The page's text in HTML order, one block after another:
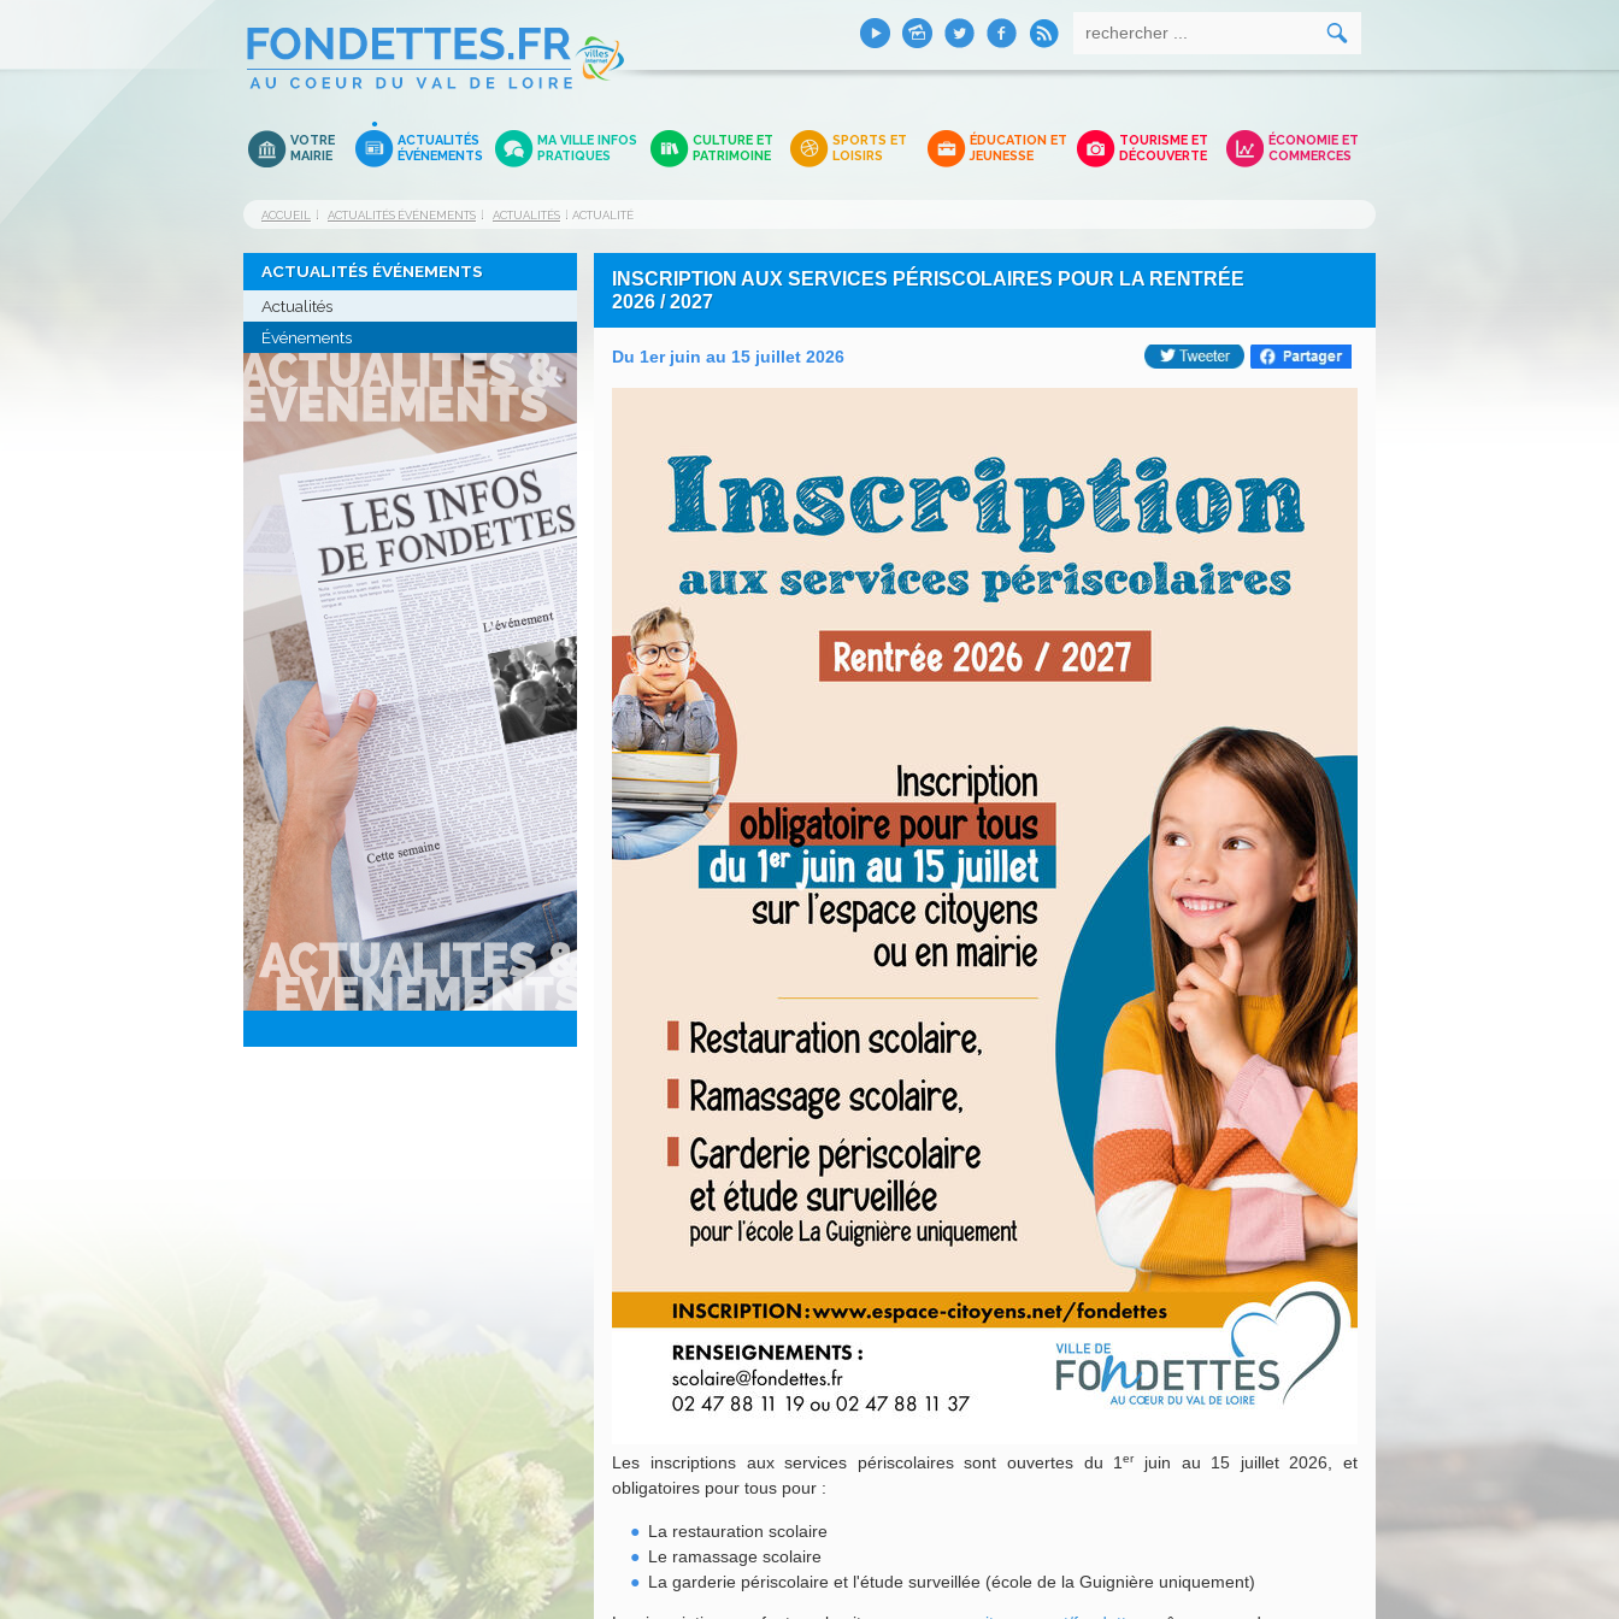
VOTRE
MAIRIE
ACTUALITÉS
ÉVÉNEMENTS
MA VILLE INFOS
PRATIQUES
CULTURE ET
PATRIMOINE
SPORTS ET
LOISIRS
ÉDUCATION ET
JEUNESSE
TOURISME ET
DÉCOUVERTE
ÉCONOMIE ET
COMMERCES
ACCUEIL ACTUALITÉS ÉVÉNEMENTS ACTUALITÉS ACTUALITÉ
ACTUALITÉS ÉVÉNEMENTS
Actualités
Événements
INSCRIPTION AUX SERVICES PÉRISCOLAIRES POUR LA RENTRÉE
2026 / 2027
Du 1er juin au 15 juillet 2026
Les inscriptions aux services périscolaires sont ouvertes du 1erjuin au 15 juillet 2026, et
obligatoires pour tous pour :
La restauration scolaire
Le ramassage scolaire
La garderie périscolaire et l'étude surveillée (école de la Guignière uniquement)